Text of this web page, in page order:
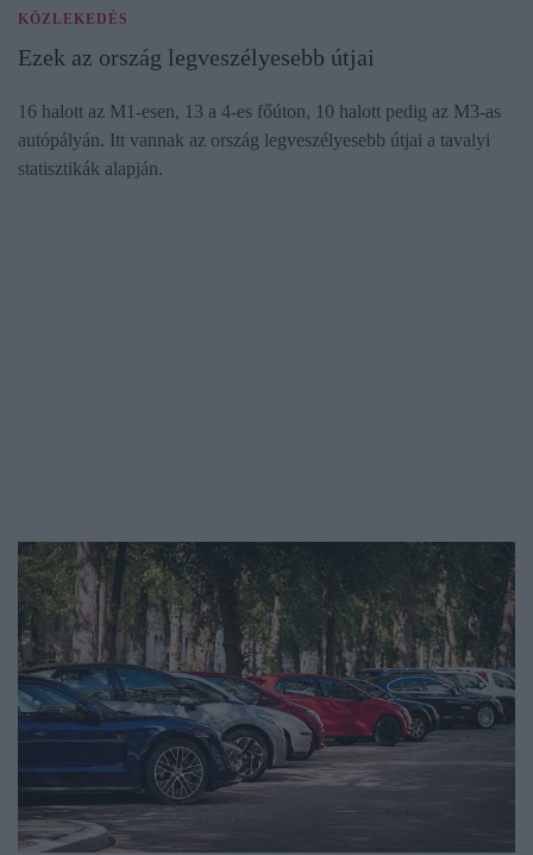
KÖZLEKEDÉS
Ezek az ország legveszélyesebb útjai
16 halott az M1-esen, 13 a 4-es főúton, 10 halott pedig az M3-as
autópályán. Itt vannak az ország legveszélyesebb útjai a tavalyi
statisztikák alapján.